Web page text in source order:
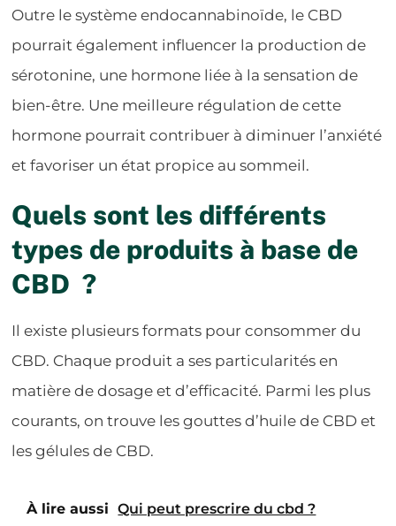
Outre le système endocannabinoïde, le CBD
pourrait également influencer la production de
sérotonine, une hormone liée à la sensation de
bien-être. Une meilleure régulation de cette
hormone pourrait contribuer à diminuer l’anxiété
et favoriser un état propice au sommeil.
Quels sont les différents
types de produits à base de
CBD ?
Il existe plusieurs formats pour consommer du
CBD. Chaque produit a ses particularités en
matière de dosage et d’efficacité. Parmi les plus
courants, on trouve les gouttes d’huile de CBD et
les gélules de CBD.
À lire aussi Qui peut prescrire du cbd ?